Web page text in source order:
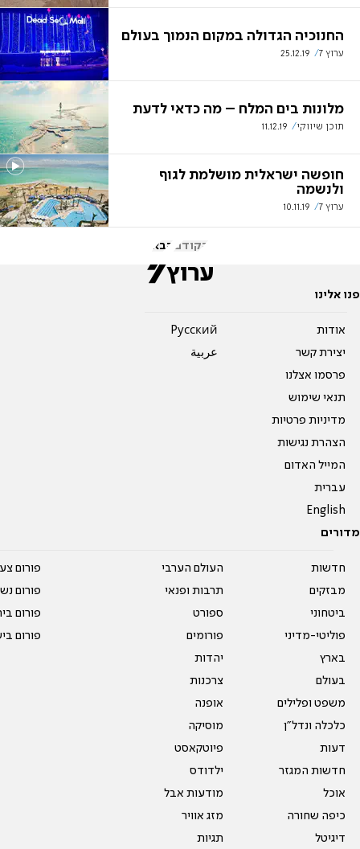
החנוכיה הגדולה במקום הנמוך בעולם
ערוץ 7 25.12.19
מלונות בים המלח – מה כדאי לדעת
תוכן שיווקי 11.12.19
חופשה ישראלית מושלמת לגוף
ולנשמה
ערוץ 7 10.11.19
הקודם הבא
פנו אלינו
אודות
יצירת קשר
פרסמו אצלנו
תנאי שימוש
מדיניות פרטיות
הצהרת נגישות
המייל האדום
עברית
English
Pусский
عربية
מדורים
חדשות
מבזקים
ביטחוני
פוליטי-מדיני
בארץ
בעולם
משפט ופלילים
כלכלה ונדל"ן
דעות
חדשות המגזר
אוכל
כיפה שחורה
דיגיטל
העולם הערבי
תרבות ופנאי
ספורט
פורומים
יהדות
צרכנות
אופנה
מוסיקה
פיוטקאסט
ילדודס
מודעות אבל
מזג אוויר
תגיות
פורום
פורום
פורום
פורום